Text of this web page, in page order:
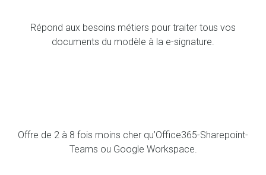
Répond aux besoins métiers pour traiter tous vos
documents du modèle à la e-signature.
Offre de 2 à 8 fois moins cher qu’Office365-Sharepoint-
Teams ou Google Workspace.